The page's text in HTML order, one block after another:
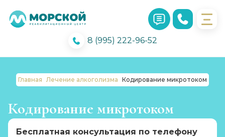
8 (995) 222-96-52
Главная Лечение алкоголизма Кодирование микротоком
Кодирование микротоком
Бесплатная консультация по телефону